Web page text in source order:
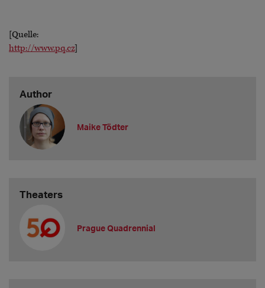
[Quelle:
http://www.pq.cz]
Author
Maike Tödter
Theaters
Prague Quadrennial